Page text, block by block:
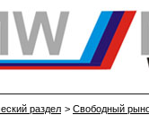
раздел > Свободный